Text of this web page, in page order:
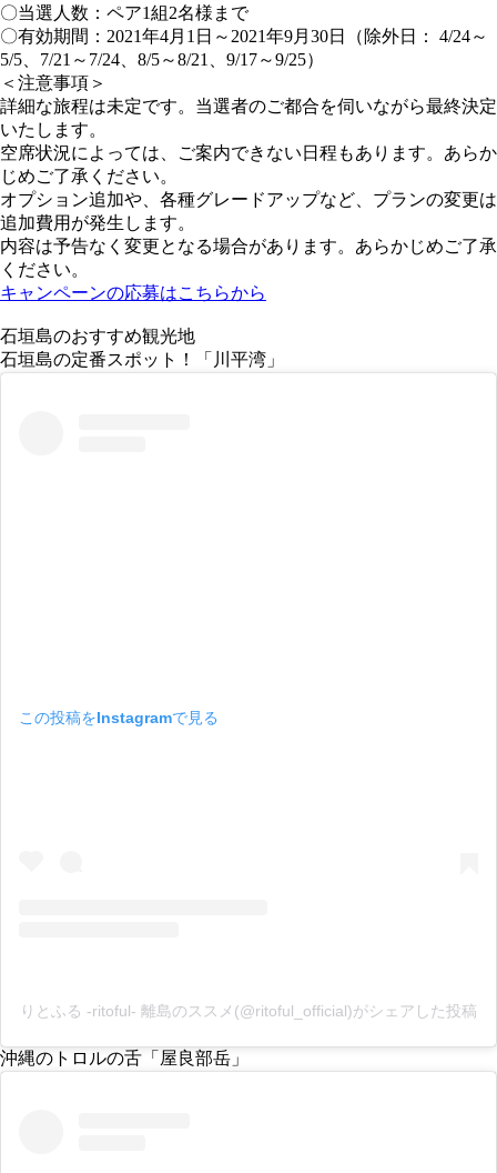
〇当選人数：ペア1組2名様まで
〇有効期間：2021年4月1日～2021年9月30日（除外日： 4/24～
5/5、7/21～7/24、8/5～8/21、9/17～9/25）
＜注意事項＞
詳細な旅程は未定です。当選者のご都合を伺いながら最終決定
いたします。
空席状況によっては、ご案内できない日程もあります。あらか
じめご了承ください。
オプション追加や、各種グレードアップなど、プランの変更は
追加費用が発生します。
内容は予告なく変更となる場合があります。あらかじめご了承
ください。
キャンペーンの応募はこちらから
石垣島のおすすめ観光地
石垣島の定番スポット！「川平湾」
この投稿をInstagramで見る
りとふる -ritoful- 離島のススメ(@ritoful_official)がシェアした投稿
沖縄のトロルの舌「屋良部岳」